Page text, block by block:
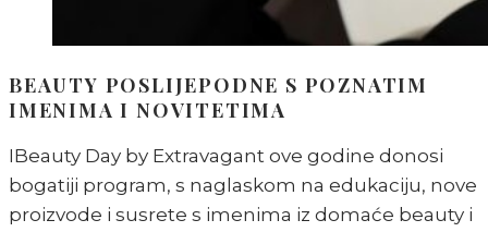
BEAUTY POSLIJEPODNE S POZNATIM
IMENIMA I NOVITETIMA
IBeauty Day by Extravagant ove godine donosi
bogatiji program, s naglaskom na edukaciju, nove
proizvode i susrete s imenima iz domaće beauty i